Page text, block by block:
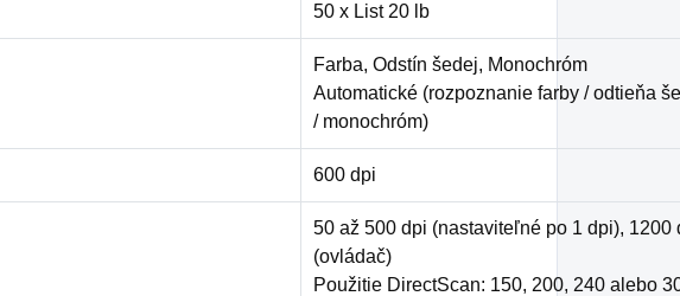
50 x List 20 lb
Farba, Odstín šedej, Monochróm
Automatické (rozpoznanie farby / odtieňa
/ monochróm)
600 dpi
50 až 500 dpi (nastaviteľné po 1 dpi), 1200
(ovládač)
Použitie DirectScan: 150, 200, 240 alebo